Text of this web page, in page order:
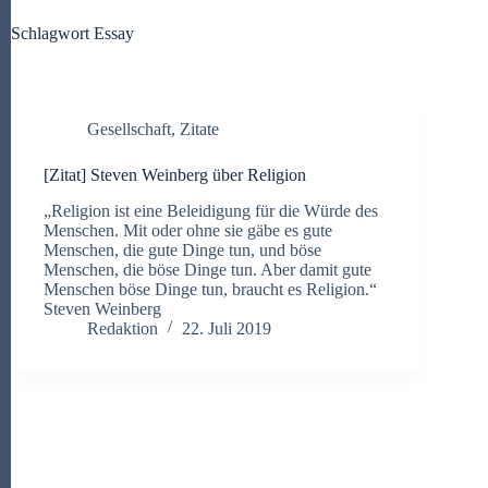
Schlagwort Essay
Gesellschaft, Zitate
[Zitat] Steven Weinberg über Religion
„Religion ist eine Beleidigung für die Würde des
Menschen. Mit oder ohne sie gäbe es gute
Menschen, die gute Dinge tun, und böse
Menschen, die böse Dinge tun. Aber damit gute
Menschen böse Dinge tun, braucht es Religion.“
Steven Weinberg
Redaktion
22. Juli 2019